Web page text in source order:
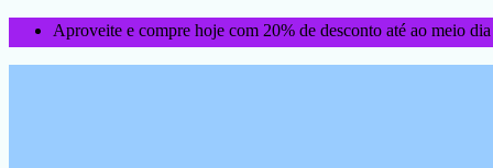
Aproveite e compre hoje com 20% de desconto até ao meio